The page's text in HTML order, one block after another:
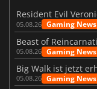
05.08.26 Gaming News
05.08.26 Gaming News
05.08.26 Gaming News